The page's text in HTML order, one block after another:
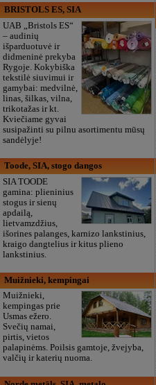
BRISTOLS ES, SIA
UAB „Bristols ES“
– audinių
išparduotuvė ir
didmeninė prekyba
Rygoje. Kokybiška
tekstilė siuvimui ir
gamybai: medvilnė,
linas, šilkas, vilna,
trikotažas ir kt.
Kviečiame gyvai
susipažinti su pilnu asortimentu mūsų
sandėlyje!
Toode, SIA, stogo dangos
SIA TOODE
gamina: plieninius
stogus ir sienų
apdailą,
lietvamzdžius,
išorines palanges, karnizo lankstinius,
kraigo dangtelius ir kitus plieno
lankstinius.
Muižnieki, kempingai
Muižnieki,
kempingas prie
Usmas ežero.
Svečių namai,
pirtis, vietos
palapinėms. Poilsis gamtoje, žvejyba,
valčių ir katerių nuoma.